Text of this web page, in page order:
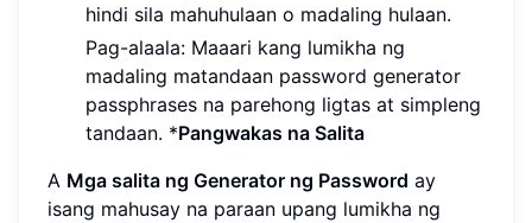
hindi sila mahuhulaan o madaling hulaan.
Pag-alaala: Maaari kang lumikha ng
madaling matandaan password generator
passphrases na parehong ligtas at simpleng
tandaan. *Pangwakas na Salita
A Mga salita ng Generator ng Password ay
isang mahusay na paraan upang lumikha ng